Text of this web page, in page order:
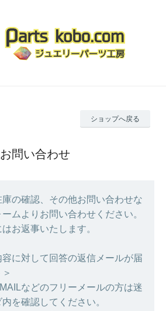
ショップへ戻る
お問い合わせ
の確認、その他お問い合わせな
ムよりお問い合わせください。
お返事いたします。
容に対して回答の返信メールが届
などのフリーメールの方は迷
を確認してください。